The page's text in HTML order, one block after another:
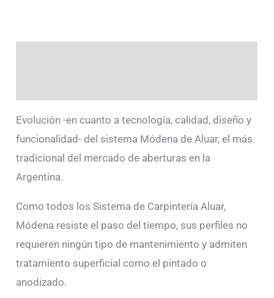
Evolución -en cuanto a tecnología, calidad, diseño y
funcionalidad- del sistema Módena de Aluar, el más
tradicional del mercado de aberturas en la
Argentina.
Como todos los Sistema de Carpintería Aluar,
Módena resiste el paso del tiempo, sus perfiles no
requieren ningún tipo de mantenimiento y admiten
tratamiento superficial como el pintado o
anodizado.